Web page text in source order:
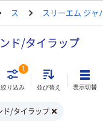
ス スリーエム ジャ
ド/タイラップ
絞り込み
1
並び替え 表示切替
ド/タイラップ